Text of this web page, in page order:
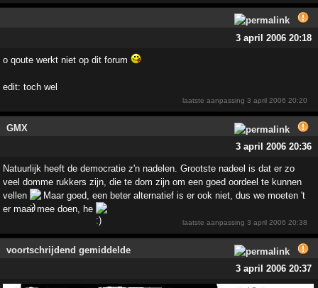
3 april 2006 20:18
o qoute werkt niet op dit forum
edit: toch wel
laatste aanpassing3 april 2006 20:20
GMX
3 april 2006 20:36
Natuurlijk heeft de democratie z'n nadelen. Grootste nadeel is dat er zo
veel domme rukkers zijn, die te dom zijn om een goed oordeel te kunnen
vellen
Maar goed, een beter alternatief is er ook niet, dus we moeten 't
er maar mee doen, he
laatste aanpassing3 april 2006 20:38
voortschrijdend gemiddelde
3 april 2006 20:37